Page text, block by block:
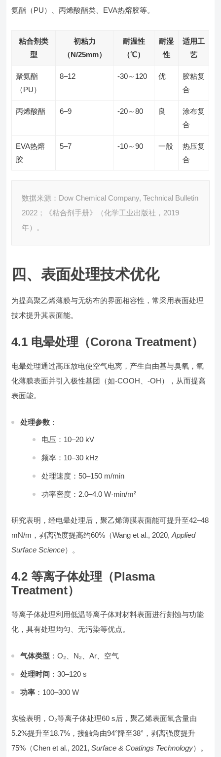
氨酯（PU）、丙烯酸酯类、EVA热熔胶等。
粘合剂类
型
初粘力
（N/25mm）
耐温性
（℃）
耐湿
性
适用工
艺
聚氨酯
（PU）
8–12 -30～120 优
胶粘复
合
丙烯酸酯 6–9 -20～80 良
涂布复
合
EVA热熔
胶
5–7 -10～90 一般
热压复
合
数据来源：Dow Chemical Company, Technical Bulletin
2022；《粘合剂手册》（化学工业出版社，2019
年）。
四、表面处理技术优化
为提高聚乙烯薄膜与无纺布的界面相容性，常采用表面处理
技术提升其表面能。
4.1 电晕处理（Corona Treatment）
电晕处理通过高压放电使空气电离，产生自由基与臭氧，氧
化薄膜表面并引入极性基团（如-COOH、-OH），从而提高
表面能。
处理参数 ：
电压：10–20 kV
频率：10–30 kHz
处理速度：50–150 m/min
功率密度：2.0–4.0 W·min/m²
研究表明，经电晕处理后，聚乙烯薄膜表面能可提升至42–48
mN/m，剥离强度提高约60%（Wang et al., 2020,Applied
Surface Science）。
4.2 等离子体处理（Plasma
Treatment）
等离子体处理利用低温等离子体对材料表面进行刻蚀与功能
化，具有处理均匀、无污染等优点。
气体类型 ：O₂、N₂、Ar、空气
处理时间 ：30–120 s
功率 ：100–300 W
实验表明，O₂等离子体处理60 s后，聚乙烯表面氧含量由
5.2%提升至18.7%，接触角由94°降至38°，剥离强度提升
75%（Chen et al., 2021,Surface & Coatings Technology）。